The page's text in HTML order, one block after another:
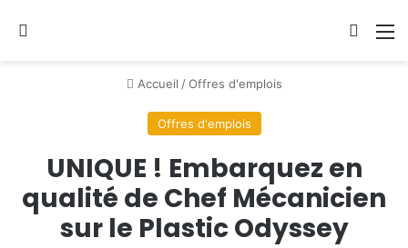
Accueil / Offres d'emplois
Offres d'emplois
UNIQUE ! Embarquez en
qualité de Chef Mécanicien
sur le Plastic Odyssey